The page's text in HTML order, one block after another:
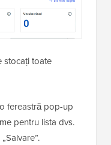
stocați toate
fereastră pop-up
pentru lista dvs.